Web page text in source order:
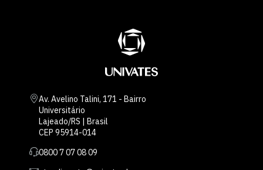
Av. Avelino Talini, 171 - Bairro
Universitário
Lajeado/RS | Brasil
CEP 95914-014
0800 7 07 08 09